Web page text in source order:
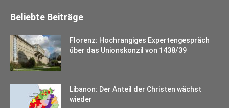
Beliebte Beiträge
Florenz: Hochrangiges Expertengespräch
über das Unionskonzil von 1438/39
Libanon: Der Anteil der Christen wächst
wieder